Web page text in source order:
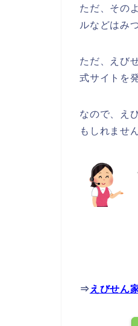
ただ、その
ルなどはみ
ただ、えび
式サイトを
なので、え
もしれません
⇒ えびせん